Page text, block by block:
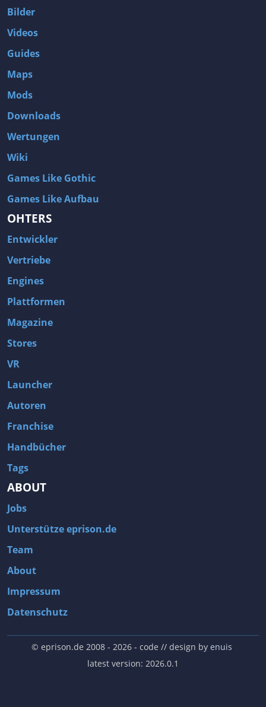
Bilder
Videos
Guides
Maps
Mods
Downloads
Wertungen
Wiki
Games Like Gothic
Games Like Aufbau
OHTERS
Entwickler
Vertriebe
Engines
Plattformen
Magazine
Stores
VR
Launcher
Autoren
Franchise
Handbücher
Tags
ABOUT
Jobs
Unterstütze eprison.de
Team
About
Impressum
Datenschutz
© eprison.de 2008 - 2026- code // design by enuis
latest version: 2026.0.1